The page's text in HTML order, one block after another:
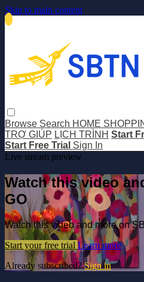
Skip to main content
Browse Search HOME
TRỢ GIÚP LỊCH TRÌNH Start
Start Free Trial Sign In
Live stream preview
Watch this video
GO
Watch this video and more on
Start your free trial Learn more
Already subscribed?Sign in